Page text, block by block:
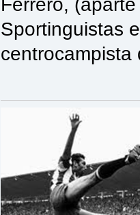
Sportinguistas
centrocampista